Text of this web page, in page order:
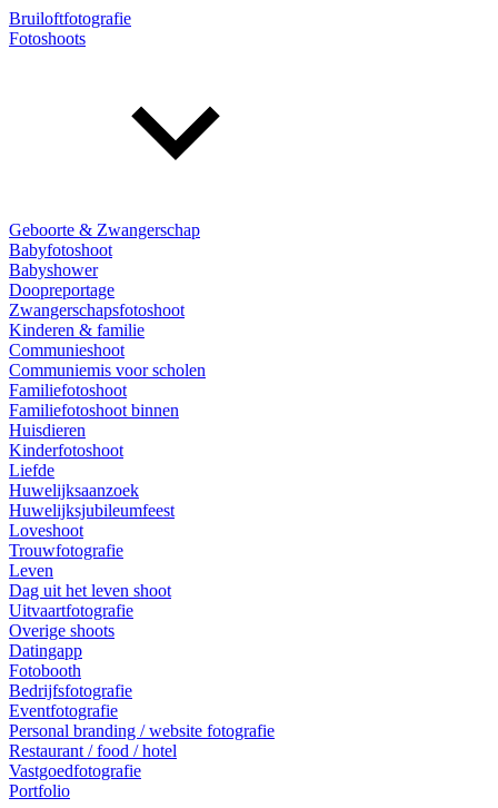
Bruiloftfotografie
Fotoshoots
Geboorte & Zwangerschap
Babyfotoshoot
Babyshower
Doopreportage
Zwangerschapsfotoshoot
Kinderen & familie
Communieshoot
Communiemis voor scholen
Familiefotoshoot
Familiefotoshoot binnen
Huisdieren
Kinderfotoshoot
Liefde
Huwelijksaanzoek
Huwelijksjubileumfeest
Loveshoot
Trouwfotografie
Leven
Dag uit het leven shoot
Uitvaartfotografie
Overige shoots
Datingapp
Fotobooth
Bedrijfsfotografie
Eventfotografie
Personal branding / website fotografie
Restaurant / food / hotel
Vastgoedfotografie
Portfolio